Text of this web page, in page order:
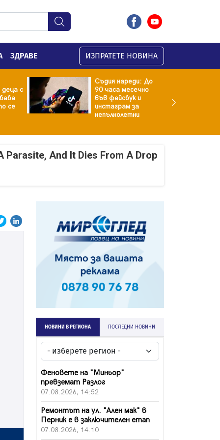
ЗДРАВЕ ИЗПРАТЕТЕ НОВИНА
с
се
Съдия нареди: До
90 часа месечно
във фейсбук и
инстаграм за
непълнолетни
Parasite, And It Dies From A Drop
НОВИНИ В РЕГИОНА ПОСЛЕДНИ НОВИНИ
Феновете на "Миньор"
превземат Разлог
07.08.2026, 14:52
Ремонтът на ул. "Ален мак" в
Перник е в заключителен етап
07.08.2026, 14:10